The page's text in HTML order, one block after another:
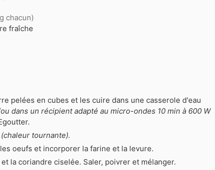
chacun)
fraîche
pelées en cubes et les cuire dans une casserole d'eau
dans un récipient adapté au micro-ondes 10 min à 600 W
(chaleur tournante).
oeufs et incorporer la farine et la levure.
la coriandre ciselée. Saler, poivrer et mélanger.